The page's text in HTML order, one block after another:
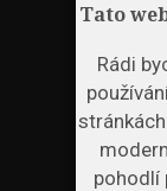
Tato
Rádi
pohodlí